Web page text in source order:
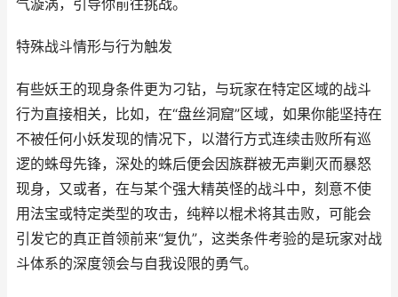
气漩涡，引导你前往挑战。
特殊战斗情形与行为触发
有些妖王的现身条件更为刁钻，与玩家在特定区域的战斗
行为直接相关，比如，在“盘丝洞窟”区域，如果你能坚持在
不被任何小妖发现的情况下，以潜行方式连续击败所有巡
逻的蛛母先锋，深处的蛛后便会因族群被无声剿灭而暴怒
现身，又或者，在与某个强大精英怪的战斗中，刻意不使
用法宝或特定类型的攻击，纯粹以棍术将其击败，可能会
引发它的真正首领前来“复仇”，这类条件考验的是玩家对战
斗体系的深度领会与自我设限的勇气。